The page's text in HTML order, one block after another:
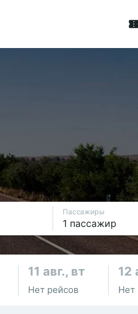
Пассажиры
11 авг., вт
Нет рейсов
12
Нет